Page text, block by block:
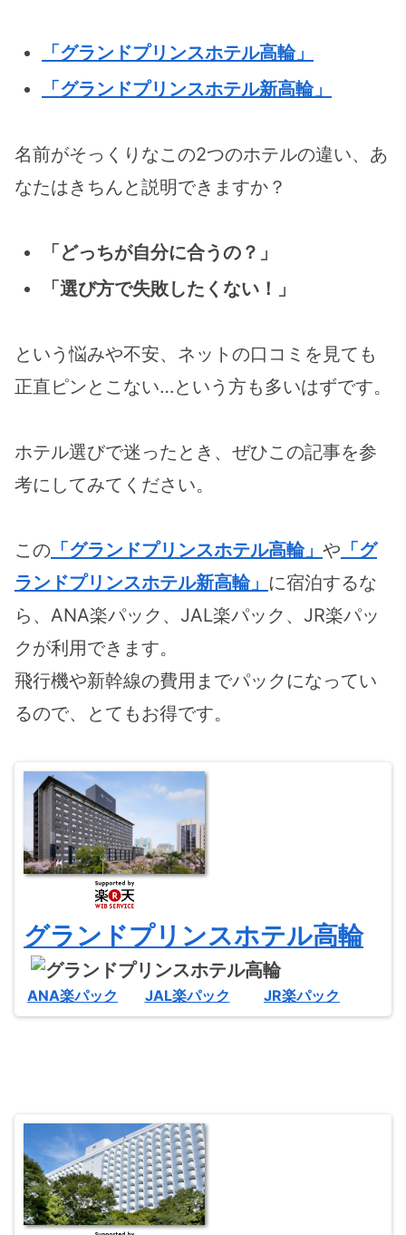
「グランドプリンスホテル高輪」
「グランドプリンスホテル新高輪」
名前がそっくりなこの2つのホテルの違い、あ
なたはきちんと説明できますか？
「どっちが自分に合うの？」
「選び方で失敗したくない！」
という悩みや不安、ネットの口コミを見ても
正直ピンとこない…という方も多いはずです。
ホテル選びで迷ったとき、ぜひこの記事を参
考にしてみてください。
この 「グランドプリンスホテル高輪」 や 「グ
ランドプリンスホテル新高輪」 に宿泊するな
ら、ANA楽パック、JAL楽パック、JR楽パッ
クが利用できます。
飛行機や新幹線の費用までパックになってい
るので、とてもお得です。
グランドプリンスホテル高輪
ANA楽パック JAL楽パック JR楽パック